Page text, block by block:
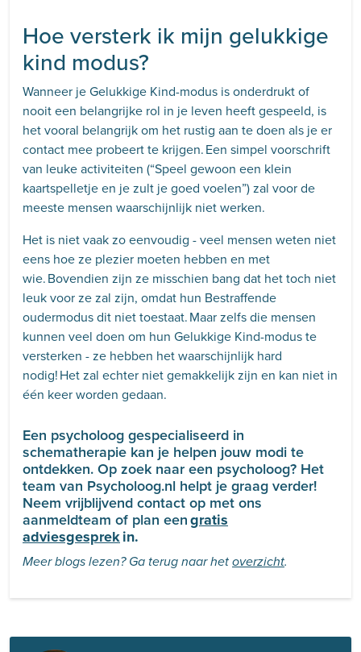
Hoe versterk ik mijn gelukkige
kind modus?
Wanneer je Gelukkige Kind-modus is onderdrukt of
nooit een belangrijke rol in je leven heeft gespeeld, is
het vooral belangrijk om het rustig aan te doen als je er
contact mee probeert te krijgen.Een simpel voorschrift
van leuke activiteiten (“Speel gewoon een klein
kaartspelletje en je zult je goed voelen”) zal voor de
meeste mensen waarschijnlijk niet werken.
Het is niet vaak zo eenvoudig - veel mensen weten niet
eens hoe ze plezier moeten hebben en met
wie. Bovendien zijn ze misschien bang dat het toch niet
leuk voor ze zal zijn, omdat hun Bestraffende
oudermodus dit niet toestaat. Maar zelfs die mensen
kunnen veel doen om hun Gelukkige Kind-modus te
versterken - ze hebben het waarschijnlijk hard
nodig! Het zal echter niet gemakkelijk zijn en kan niet in
één keer worden gedaan.
Een psycholoog gespecialiseerd in
schematherapie kan je helpen jouw modi te
ontdekken.Op zoek naar een psycholoog? Het
team van Psycholoog.nl helpt je graag verder!
Neem vrijblijvend contact op met ons
aanmeldteam of plan eengratis
adviesgesprekin.
Meer blogs lezen? Ga terug naar het overzicht.